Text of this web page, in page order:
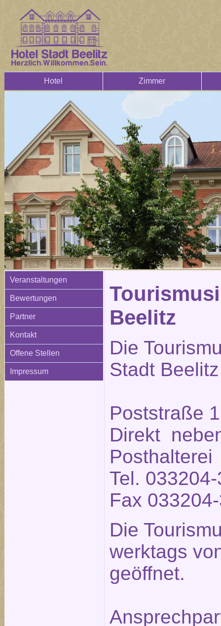
Hotel Zimmer
Veranstaltungen
Bewertungen
Partner
Kontakt
Offene Stellen
Impressum
Beelitz
Die
Stadt
Poststraße
Direkt
Posthalterei
Tel.
Fax
Die
werktags
geöffnet.